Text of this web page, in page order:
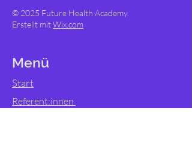
© 2025 Future Health Academy.
Erstellt mitWix.com
Menü
Start
Referent:innen